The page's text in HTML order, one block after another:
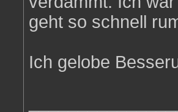
geht so schnell
Ich gelobe